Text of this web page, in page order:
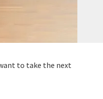
to take the next